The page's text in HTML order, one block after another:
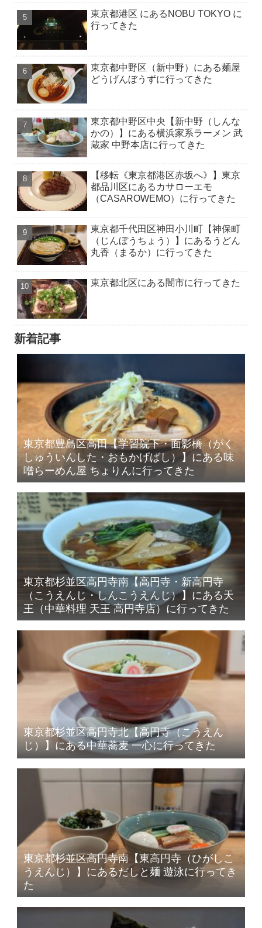
東京都港区 にあるNOBU TOKYO に
行ってきた
東京都中野区（新中野）にある麺屋
どうげんぼうずに行ってきた
東京都中野区中央【新中野（しんな
かの）】にある横浜家系ラーメン 武
蔵家 中野本店に行ってきた
【移転《東京都港区赤坂へ》】東京
都品川区にあるカサローエモ
（CASAROWEMO）に行ってきた
東京都千代田区神田小川町【神保町
（じんぼうちょう）】にあるうどん
丸香（まるか）に行ってきた
東京都北区にある闇市に行ってきた
新着記事
東京都豊島区高田【学習院下・面影橋（がく
しゅういんした・おもかげばし）】にある味
噌らーめん屋 ちょりんに行ってきた
東京都杉並区高円寺南【高円寺・新高円寺
（こうえんじ・しんこうえんじ）】にある天
王（中華料理 天王 高円寺店）に行ってきた
東京都杉並区高円寺北【高円寺（こうえん
じ）】にある中華蕎麦 一心に行ってきた
東京都杉並区高円寺南【東高円寺（ひがしこ
うえんじ）】にあるだしと麺 遊泳に行ってき
た